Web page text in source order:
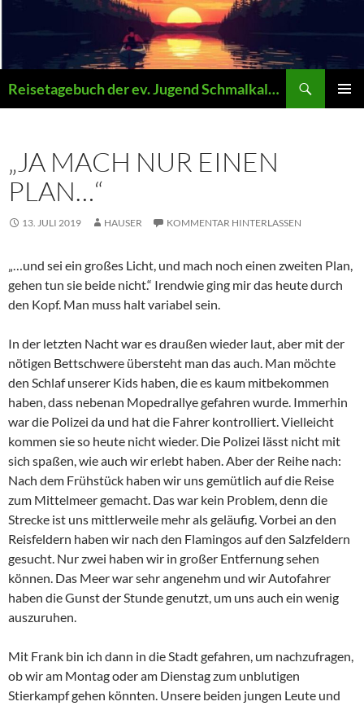
Reisetagebuch der ev. Jugend Schmalkalden
„JA MACH NUR EINEN
PLAN…“
13. JULI 2019 HAUSER KOMMENTAR HINTERLASSEN
„…und sei ein großes Licht, und mach noch einen zweiten Plan,
gehen tun sie beide nicht.“ Irendwie ging mir das heute durch
den Kopf. Man muss halt variabel sein.
In der letzten Nacht war es draußen wieder laut, aber mit der
nötigen Bettschwere übersteht man das auch. Man möchte
den Schlaf unserer Kids haben, die es kaum mitbekommen
haben, dass nebenan Mopedrallye gefahren wurde. Immerhin
war die Polizei da und hat die Fahrer kontrolliert. Vielleicht
kommen sie so heute nicht wieder. Die Polizei lässt nicht mit
sich spaßen, wie auch wir erlebt haben. Aber der Reihe nach:
Nach dem Frühstück haben wir uns gemütlich auf die Reise
zum Mittelmeer gemacht. Das war kein Problem, denn die
Strecke ist uns mittlerweile mehr als geläufig. Vorbei an den
Reisfeldern haben wir nach den Flamingos auf den Salzfeldern
gesucht. Nur zwei haben wir in großer Entfernung sehen
können. Das Meer war sehr angenehm und wir Autofahrer
haben die Gunst der Stunde genutzt, um uns auch ein wenig
auszuruhen.
Mit Frank bin ich dann in die Stadt gefahren, um nachzufragen,
ob wir am Montag oder am Dienstag zum unblutigen
Stierkampf gehen könnten. Unsere beiden jungen Leute und